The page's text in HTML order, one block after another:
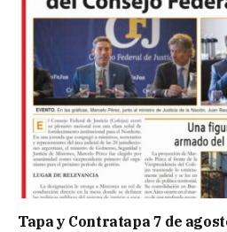
Tapa y Contratapa 7 de